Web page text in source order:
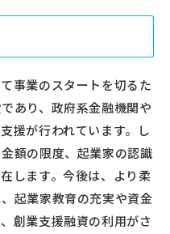
事業のスタートを切るた
あり、政府系金融機関や
援が行われています。し
額の限度、起業家の認識
します。今後は、より柔
起業家教育の充実や資金
創業支援融資の利用がさ